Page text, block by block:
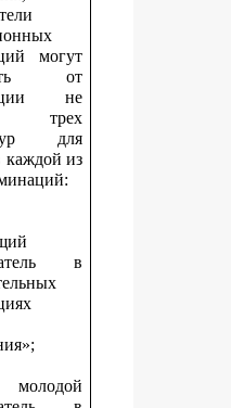
могут
от
не
трех
для
каждой из
в
молодой